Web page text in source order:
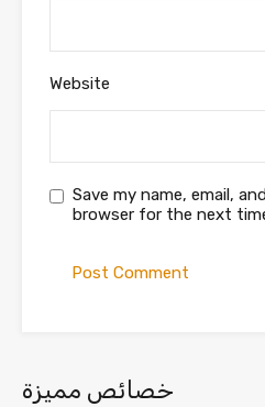
Website
Save my name, email,
browser for the next
خصائص مميزة